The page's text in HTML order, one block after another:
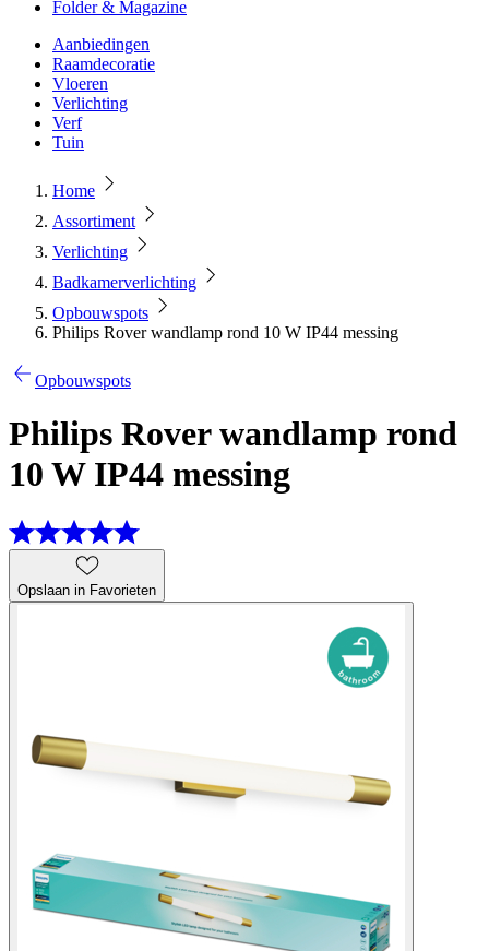
Folder & Magazine
Aanbiedingen
Raamdecoratie
Vloeren
Verlichting
Verf
Tuin
Home
Assortiment
Verlichting
Badkamerverlichting
Opbouwspots
Philips Rover wandlamp rond 10 W IP44 messing
Opbouwspots
Philips Rover wandlamp rond
10 W IP44 messing
Opslaan in Favorieten